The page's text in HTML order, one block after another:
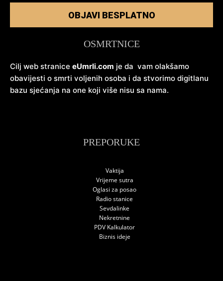
OBJAVI BESPLATNO
OSMRTNICE
Cilj web stranice eUmrli.com je da vam olakšamo
obavijesti o smrti voljenih osoba i da stvorimo digitlanu
bazu sjećanja na one koji više nisu sa nama.
PREPORUKE
Vaktija
Vrijeme sutra
Oglasi za posao
Radio stanice
Sevdalinke
Nekretnine
PDV Kalkulator
Biznis ideje